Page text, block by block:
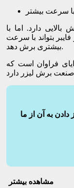
سرعت بیشتر
دارد. اما با
بتواند با سرعت
بیشتری برش دهد.
فراوان است که
دادن به آن از ما
مشاهده بیشتر